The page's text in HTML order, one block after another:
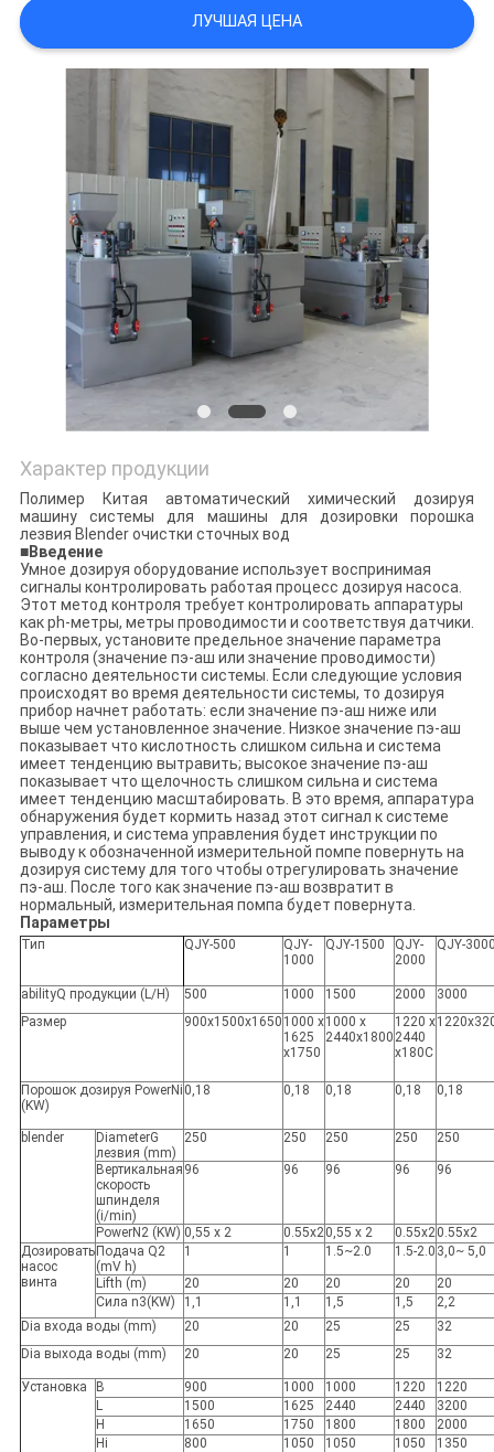
КАРТА
САЙТА
ПОЛИТИКА
КОНФИДЕНЦИАЛЬНОСТИ
ЛУЧШАЯ ЦЕНА
Характер продукции
Полимер Китая автоматический химический дозируя
машину системы для машины для дозировки порошка
лезвия Blender очистки сточных вод
■Введение
Умное дозируя оборудование использует воспринимая
сигналы контролировать работая процесс дозируя насоса.
Этот метод контроля требует контролировать аппаратуры
как ph-метры, метры проводимости и соответствуя датчики.
Во-первых, установите предельное значение параметра
контроля (значение пэ-аш или значение проводимости)
согласно деятельности системы. Если следующие условия
происходят во время деятельности системы, то дозируя
прибор начнет работать: если значение пэ-аш ниже или
выше чем установленное значение. Низкое значение пэ-аш
показывает что кислотность слишком сильна и система
имеет тенденцию вытравить; высокое значение пэ-аш
показывает что щелочность слишком сильна и система
имеет тенденцию масштабировать. В это время, аппаратура
обнаружения будет кормить назад этот сигнал к системе
управления, и система управления будет инструкции по
выводу к обозначенной измерительной помпе повернуть на
дозируя систему для того чтобы отрегулировать значение
пэ-аш. После того как значение пэ-аш возвратит в
нормальный, измерительная помпа будет повернута.
Параметры
Тип QJY-500
QJY-
1000
QJY-1500
QJY-
2000
QJY-
abilityQ продукции (L/H) 500 1000 1500 2000
3000
Размер
900x1500x1650 1000 x
1625
x1750
1000 x
2440x1800
1220 x
2440
x180C
Порошок дозируя PowerNi
(KW)
0,18 0,18 0,18 0,18 0,18
blender
DiameterG
лезвия (mm)
250 250 250 250 250
Вертикальная
скорость
шпинделя
(i/min)
96 96 96 96 96
PowerN2 (KW) 0,55 x 2 0.55x20,55 x 2 0.55x20.55x2
Дозировать
насос
винта
Подача Q2
(mV h)
1 1 1.5~2.0 1.5-2.0 3,0~ 5,0
Lifth (m) 20 20 20 20
20
Сила n3(KW) 1,1 1,1 1,5 1,5
2,2
Dia входа воды (mm)
20 20 25 25
32
Dia выхода воды (mm)
20 20 25 25 32
Установка B 900 1000 1000 1220
1220
L
1500 1625 2440 2440
3200
H
1650 1750 1800 1800
2000
Hi
800 1050 1050 1050 1350